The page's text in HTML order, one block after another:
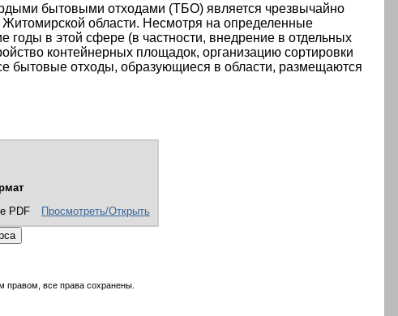
бытовыми отходами (ТБО) является чрезвычайно
Житомирской области. Несмотря на определенные
годы в этой сфере (в частности, внедрение в отдельных
контейнерных площадок, организацию сортировки
бытовые отходы, образующиеся в области, размещаются
PDF Просмотреть/Открыть
правом, все права сохранены.